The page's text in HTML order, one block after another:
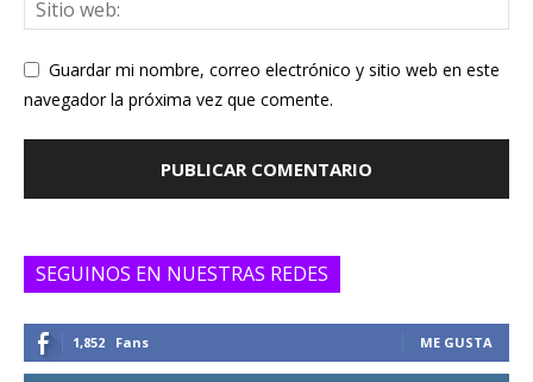
Guardar mi nombre, correo electrónico y sitio web en este
navegador la próxima vez que comente.
SEGUINOS EN NUESTRAS REDES
1,852 Fans ME GUSTA